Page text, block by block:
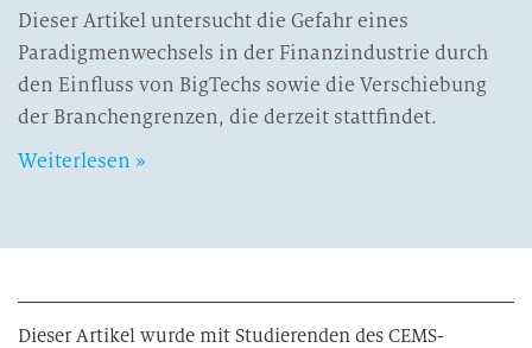
Dieser Artikel untersucht die Gefahr eines
Paradigmenwechsels in der Finanzindustrie durch
den Einfluss von BigTechs sowie die Verschiebung
der Branchengrenzen, die derzeit stattfindet.
Weiterlesen »
Dieser Artikel wurde mit Studierenden des CEMS-